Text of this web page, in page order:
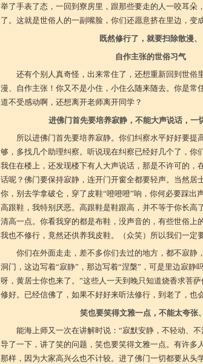
举了手表了态，一回到寮房里，跟那些要走的人一咬耳朵
了。这就是世俗人的一副嘴脸，你们还愿意挤在里边，变
既然修行了，就要扫除散漫、
自作主张的世俗习气
还有个别人真奇怪，出来常住了，还想重新回到世俗
漫、自作主张！你又不是小住，小住么随来随去。你是常
道不受感动啊，还想离开老师离开同学？
进佛门首先要培养寂静，不能大声说话，一
所以进佛门首先要培养寂静。你们纠察水平好好要提
够，多找几个助理纠察。听说现在纠察已经好几个了，你
我住在楼上，还发现楼下有人大声说话，那是不许可的，
话呢？佛门要保持寂静，连开门开窗全都要轻声。当然居
你，别去学拿破仑，穿了皮鞋“噔噔噔”响，你何必要踩出
高跟鞋，我特别厌恶。高跟鞋是鞋跟高，并不等于你长高
清高一点。你看我穿的都是布鞋，没声音的，有些世俗上
我也不修行，竟然还供养我皮鞋。（众笑）所以我们一定
你们在外面走走，差不多你们去过的地方，都不寂静
洞门，这边写着“寂静”，那边写着“涅槃”，可是里边寂静
呀，黄居士你也来了。”这些人一天到晚只知道烧香求菩
修好。已经信佛了，如果不好好来听法修行，到老了，也
笑也要笑得文雅一点，不能太夸张
能海上师又一次在讲解时说：“寂默安静，不轻动、
导了一下，讲了笑的问题，笑也要笑得文雅一点。有许多
那样，因为大家高兴么也不计较。进了佛门一切都要从头